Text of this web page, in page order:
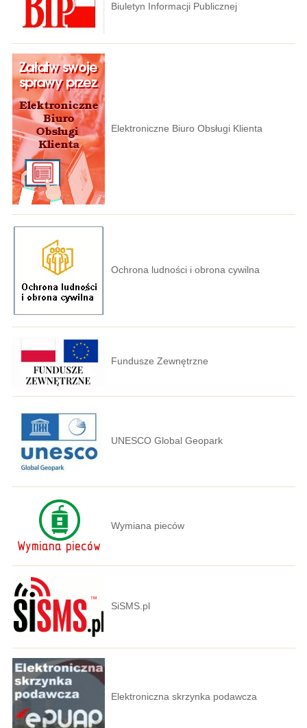
Biuletyn Informacji Publicznej
Elektroniczne Biuro Obsługi Klienta
Ochrona ludności i obrona cywilna
Fundusze Zewnętrzne
UNESCO Global Geopark
Wymiana pieców
SiSMS.pl
Elektroniczna skrzynka podawcza